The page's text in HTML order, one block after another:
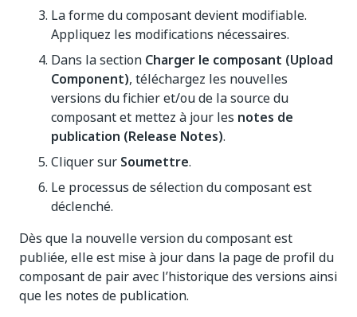
La forme du composant devient modifiable.
Appliquez les modifications nécessaires.
Dans la section Charger le composant (Upload
Component), téléchargez les nouvelles
versions du fichier et/ou de la source du
composant et mettez à jour les notes de
publication (Release Notes).
Cliquer sur Soumettre.
Le processus de sélection du composant est
déclenché.
Dès que la nouvelle version du composant est
publiée, elle est mise à jour dans la page de profil du
composant de pair avec l’historique des versions ainsi
que les notes de publication.